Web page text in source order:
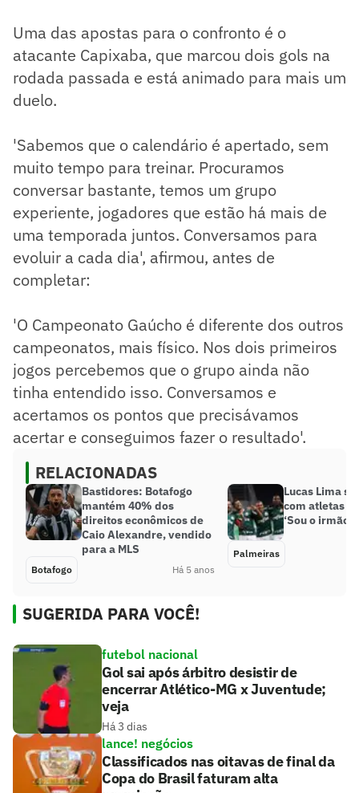
Uma das apostas para o confronto é o
atacante Capixaba, que marcou dois gols na
rodada passada e está animado para mais um
duelo.
'Sabemos que o calendário é apertado, sem
muito tempo para treinar. Procuramos
conversar bastante, temos um grupo
experiente, jogadores que estão há mais de
uma temporada juntos. Conversamos para
evoluir a cada dia', afirmou, antes de
completar:
'O Campeonato Gaúcho é diferente dos outros
campeonatos, mais físico. Nos dois primeiros
jogos percebemos que o grupo ainda não
tinha entendido isso. Conversamos e
acertamos os pontos que precisávamos
acertar e conseguimos fazer o resultado'.
RELACIONADAS
Bastidores: Botafogo
mantém 40% dos
direitos econômicos de
Caio Alexandre, vendido
para a MLS
Botafogo Há 5 anos
Lucas Lima
com atletas
‘Sou o irmão
Palmeiras
SUGERIDA PARA VOCÊ!
futebol nacional
Gol sai após árbitro desistir de
encerrar Atlético-MG x Juventude;
veja
Há 3 dias
lance! negócios
Classificados nas oitavas de final da
Copa do Brasil faturam alta